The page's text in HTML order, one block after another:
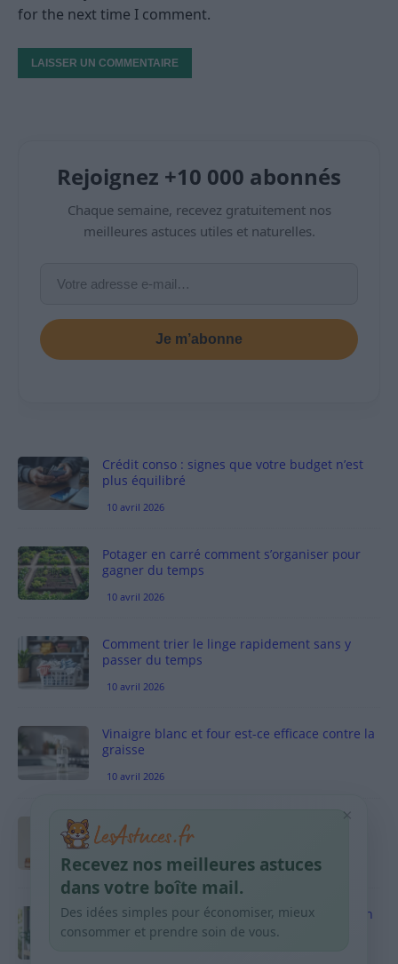
for the next time I comment.
Rejoignez +10 000 abonnés
Chaque semaine, recevez gratuitement nos
meilleures astuces utiles et naturelles.
Je m’abonne
Crédit conso : signes que votre budget n’est
plus équilibré
10 avril 2026
Potager en carré comment s’organiser pour
gagner du temps
10 avril 2026
Comment trier le linge rapidement sans y
passer du temps
10 avril 2026
Vinaigre blanc et four est-ce efficace contre la
graisse
10 avril 2026
Taches pigmentaires : routine simple +
habitudes qui aident
9 avril 2026
Produits ménagers : comment économiser en
courses sans acheter 10 sprays
×
Recevez nos meilleures astuces
dans votre boîte mail.
Des idées simples pour économiser, mieux
consommer et prendre soin de vous.